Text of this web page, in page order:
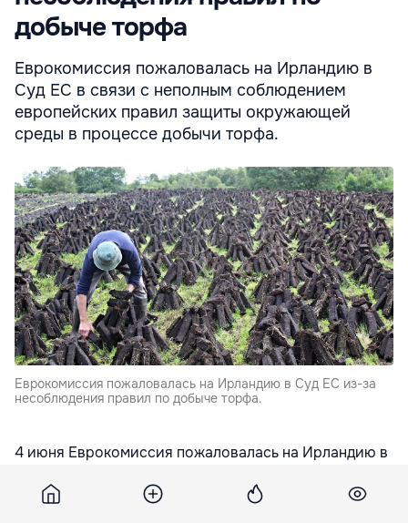
добыче торфа
Еврокомиссия пожаловалась на Ирландию в
Суд ЕС в связи с неполным соблюдением
европейских правил защиты окружающей
среды в процессе добычи торфа.
Еврокомиссия пожаловалась на Ирландию в Суд ЕС из-за
несоблюдения правил по добыче торфа.
4 июня Еврокомиссия пожаловалась на Ирландию в
оценке воздействия на окружающую среду,